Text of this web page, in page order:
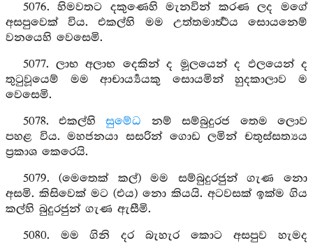
5076. හිමවතට දකුණෙහි මැනවින් කරණ ලද මගේ
අසපුවෙක් විය. එකල්හි මම උත්තමාර්‍ත්‍ථය සොයනෙම්
වනයෙහි වෙසෙමි.
5077. ලාභ අලාභ දෙකින් ද මූලයෙන් ද ඵලයෙන් ද
තුටුවූයෙම් මම ආචාර්‍ය්‍යයකු සොයමින් හුදකාලාව ම
වෙසෙමි.
5078. එකල්හිසුමේධ නම් සම්බුදුරජ තෙම ලොව
පහළ විය. මහජනයා සසරින් ගොඩ ලමින් චතුස්සත්‍යය
ප්‍රකාශ කෙරෙයි.
5079. (මෙතෙක් කල්) මම සම්බුදුරජුන් ගැණ නො
අසමි. කිසිවෙක් මට (එය) නො කියයි. අටවසක් ඉක්ම ගිය
කල්හි බුදුරජුන් ගැණ ඇසීමි.
5080. මම ගිනි දර බැහැර කොට අසපුව හැමද